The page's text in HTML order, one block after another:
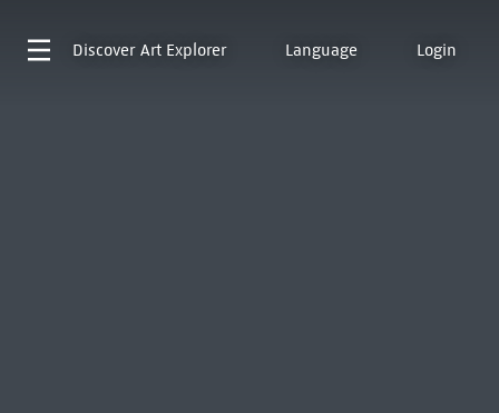
Discover Art Explorer Language Login